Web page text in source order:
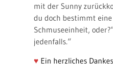
mit der Sunny
du doch bestimmt
Schmuseeinheit,
jedenfalls.“
♥ Ein herzliches